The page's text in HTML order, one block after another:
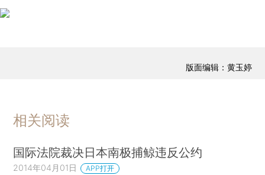
版面编辑：黄玉婷
相关阅读
国际法院裁决日本南极捕鲸违反公约
2014年04月01日 APP打开